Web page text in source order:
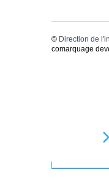
© Direction de
comarquage